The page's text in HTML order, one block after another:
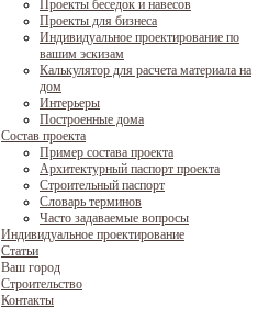
Проекты беседок и навесов
Проекты для бизнеса
Индивидуальное проектирование по
вашим эскизам
Калькулятор для расчета материала на
дом
Интерьеры
Построенные дома
Состав проекта
Пример состава проекта
Архитектурный паспорт проекта
Строительный паспорт
Словарь терминов
Часто задаваемые вопросы
Индивидуальное проектирование
Статьи
Ваш город
Строительство
Контакты